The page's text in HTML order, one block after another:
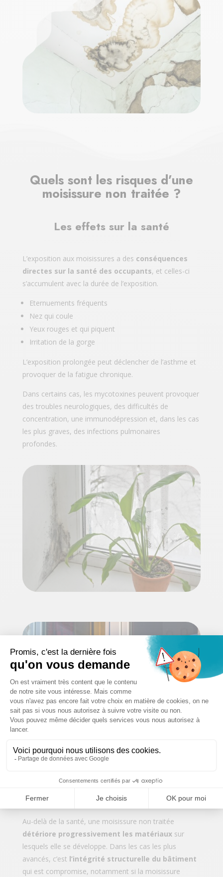
Quels sont les risques d’une
moisissure non traitée ?
Les effets sur la santé
L’exposition aux moisissures a des conséquences
directes sur la santé des occupants, et celles-ci
s’accumulent avec la durée de l’exposition.
Eternuements fréquents
Nez qui coule
Yeux rouges et qui piquent
Irritation de la gorge
L’exposition prolongée peut déclencher de l’asthme et
provoquer de la fatigue chronique.
Dans certains cas, les mycotoxines peuvent provoquer
des troubles neurologiques, des difficultés de
concentration, une immunodépression et, dans les cas
les plus graves, des infections pulmonaires
profondes.
Des dégâts matériels qui peuvent
menacer la structure du bâtiment
Au-delà de la santé, une moisissure non traitée
détériore progressivement les matériauxsur
lesquels elle se développe. Dans les cas les plus
avancés, c’est l’intégrité structurelle du bâtiment
qui est compromise, notamment si la moisissure